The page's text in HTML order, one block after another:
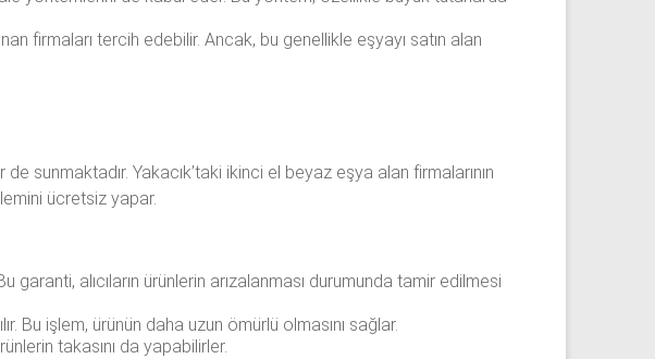
firmaları tercih edebilir. Ancak, bu genellikle eşyayı satın alan
de sunmaktadır. Yakacık’taki ikinci el beyaz eşya alan firmalarının
ücretsiz yapar.
alıcıların ürünlerin arızalanması durumunda tamir edilmesi
Bu işlem, ürünün daha uzun ömürlü olmasını sağlar.
takasını da yapabilirler.